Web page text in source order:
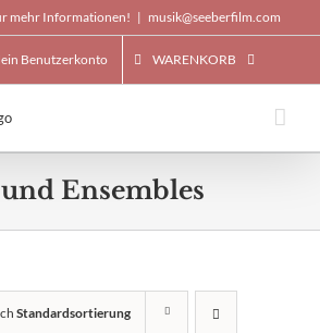
mehr Informationen! | musik@seeberfilm.com
Benutzerkonto WARENKORB
Ensembles
Standardsortierung